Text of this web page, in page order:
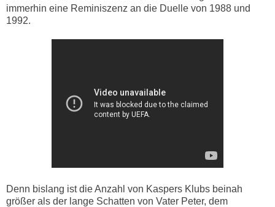
immerhin eine Reminiszenz an die Duelle von 1988 und
1992.
Denn bislang ist die Anzahl von Kaspers Klubs beinah
größer als der lange Schatten von Vater Peter, dem